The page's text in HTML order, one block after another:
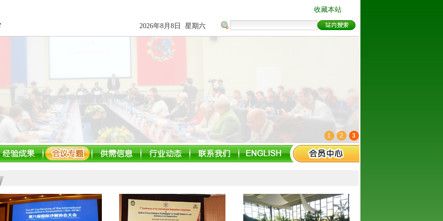
2026年8月8日 星期六
收藏本站
1 2 3